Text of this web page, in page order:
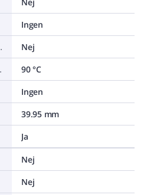
Ingen
2)
Nej
90 °C
Ingen
39.95 mm
Ja
Nej
Nej